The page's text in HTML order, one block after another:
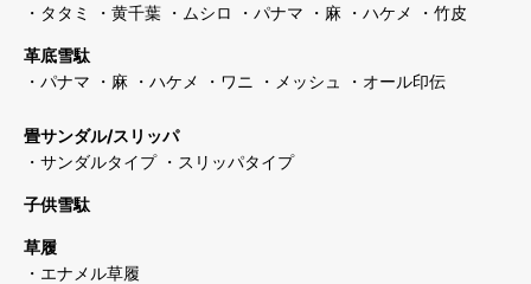
・タタミ
・黄千葉 ・ムシロ ・パナマ ・麻 ・ハケメ ・竹皮
革底雪駄
・パナマ
・麻 ・ハケメ ・ワニ ・メッシュ ・オール印伝
畳サンダル/スリッパ
・サンダルタイプ ・スリッパタイプ
子供雪駄
草履
・エナメル草履